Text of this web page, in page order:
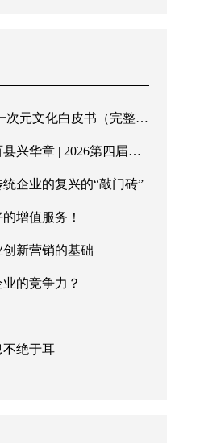
整版）发布！传华夏文脉，行至诚商道
赋能大会暨第二届诚商文化节8月深圳启幕
企业的复兴的“敲门砖”
增值服务！
新营销的基础
的竞争力？
不绝于耳